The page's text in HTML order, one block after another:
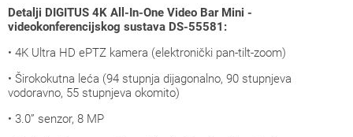
Detalji DIGITUS 4K All-In-One Video Bar Mini -
videokonferencijskog sustava DS-55581:
• 4K Ultra HD ePTZ kamera (elektronički pan-tilt-zoom)
• Širokokutna leća (94 stupnja dijagonalno, 90 stupnjeva
vodoravno, 55 stupnjeva okomito)
• 3.0” senzor, 8 MP